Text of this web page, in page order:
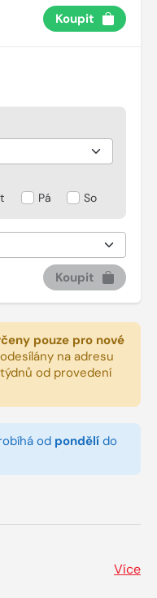
Koupit
Pá So
Koupit
pouze pro nové
na adresu
od provedení
od pondělí do
Více